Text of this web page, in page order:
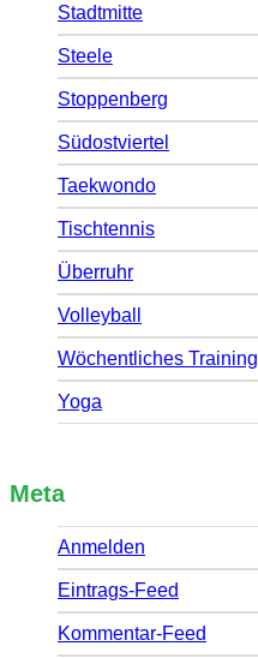
Stadtmitte
Steele
Stoppenberg
Südostviertel
Taekwondo
Tischtennis
Überruhr
Volleyball
Wöchentliches Training
Yoga
Meta
Anmelden
Eintrags-Feed
Kommentar-Feed